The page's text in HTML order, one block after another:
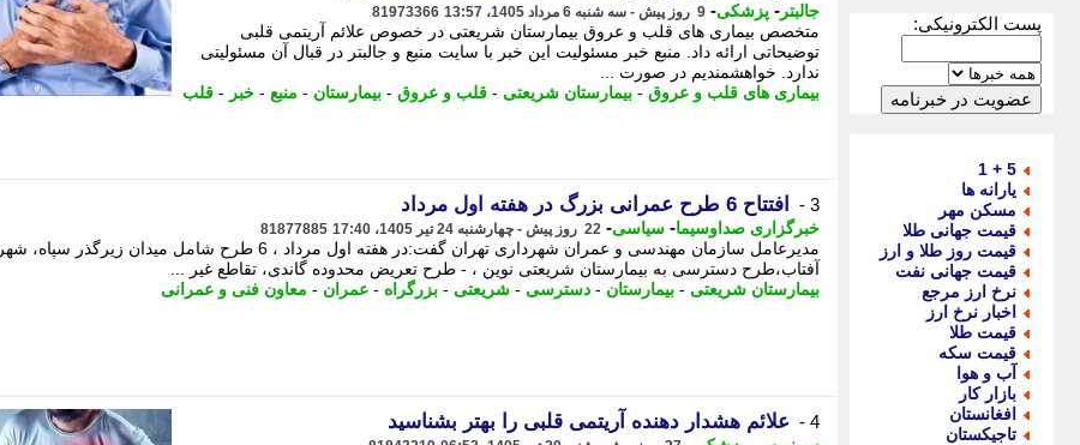
پست الکترونیکی:
5 + 1
یارانه ها
مسکن مهر
قیمت جهانی طلا
قیمت روز طلا و ارز
قیمت جهانی نفت
نرخ ارز مرجع
اخبار نرخ ارز
قیمت طلا
قیمت سکه
آب و هوا
بازار کار
افغانستان
تاجیکستان
جالبتر - پزشکی- 9 روز پیش - سه شنبه 6 مرداد 1405، 13:57 81973366
متخصص بیماری های قلب و عروق بیمارستان شریعتی در خصوص علائم آریتمی قلبی
توضیحاتی ارائه داد. منبع خبر مسئولیت این خبر با سایت منبع و جالبتر در قبال آن مسئولیتی
ندارد. خواهشمندیم در صورت ...
بیماری های قلب و عروق - بیمارستان شریعتی - قلب و عروق - بیمارستان - منبع - خبر - قلب
3 - افتتاح 6 طرح عمرانی بزرگ در هفته اول مرداد
خبرگزاری صداوسیما- سیاسی- 22 روز پیش - چهارشنبه 24 تیر 1405، 17:40 81877885
مدیرعامل سازمان مهندسی و عمران شهرداری تهران گفت:در هفته اول مرداد ، 6 طرح شامل میدان زیرگذر سپاه، شهر
آفتاب،طرح دسترسی به بیمارستان شریعتی نوین ، - طرح تعریض محدوده گاندی، تقاطع غیر ...
بیمارستان شریعتی - بیمارستان - دسترسی - شریعتی - بزرگراه - عمران - معاون فنی و عمرانی
4 - علائم هشدار دهنده آریتمی قلبی را بهتر بشناسید